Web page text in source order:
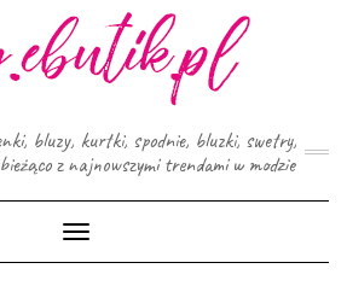
bluzy, kurtki, spodnie, bluzki, swetry,
z najnowszymi trendami w modzie
Toggle
Navigation